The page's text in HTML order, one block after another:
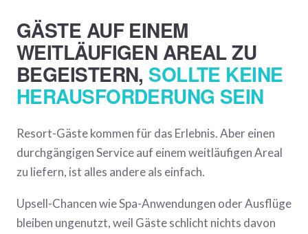
GÄSTE AUF EINEM
WEITLÄUFIGEN AREAL ZU
BEGEISTERN, SOLLTE KEINE
HERAUSFORDERUNG SEIN
Resort-Gäste kommen für das Erlebnis. Aber einen
durchgängigen Service auf einem weitläufigen Areal
zu liefern, ist alles andere als einfach.
Upsell-Chancen wie Spa-Anwendungen oder Ausflüge
bleiben ungenutzt, weil Gäste schlicht nichts davon